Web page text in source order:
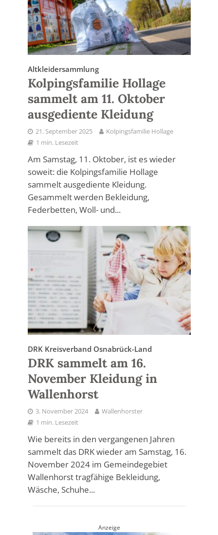
Altkleidersammlung
Kolpingsfamilie Hollage
sammelt am 11. Oktober
ausgediente Kleidung
21. September 2025
Kolpingsfamilie Hollage
1 min. Lesezeit
Am Samstag, 11. Oktober, ist es wieder
soweit: die Kolpingsfamilie Hollage
sammelt ausgediente Kleidung.
Gesammelt werden Bekleidung,
Federbetten, Woll- und...
DRK Kreisverband Osnabrück-Land
DRK sammelt am 16.
November Kleidung in
Wallenhorst
3. November 2024
Wallenhorster
1 min. Lesezeit
Wie bereits in den vergangenen Jahren
sammelt das DRK wieder am Samstag, 16.
November 2024 im Gemeindegebiet
Wallenhorst tragfähige Bekleidung,
Wäsche, Schuhe...
Anzeige